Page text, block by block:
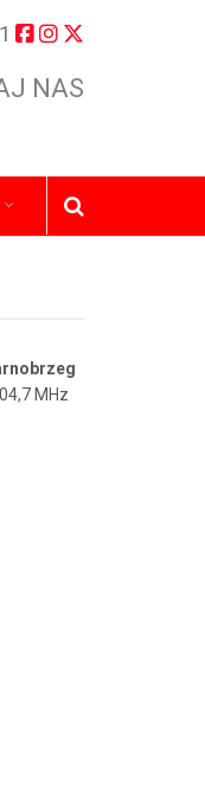
NAS
MHz